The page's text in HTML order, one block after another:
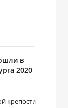
в
2020
крепости